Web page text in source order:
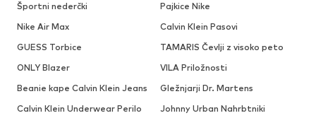
Športni nederčki
Pajkice Nike
Nike Air Max
Calvin Klein Pasovi
GUESS Torbice
TAMARIS Čevlji z visoko peto
ONLY Blazer
VILA Priložnosti
Beanie kape Calvin Klein Jeans
Gležnjarji Dr. Martens
Calvin Klein Underwear Perilo
Johnny Urban Nahrbtniki